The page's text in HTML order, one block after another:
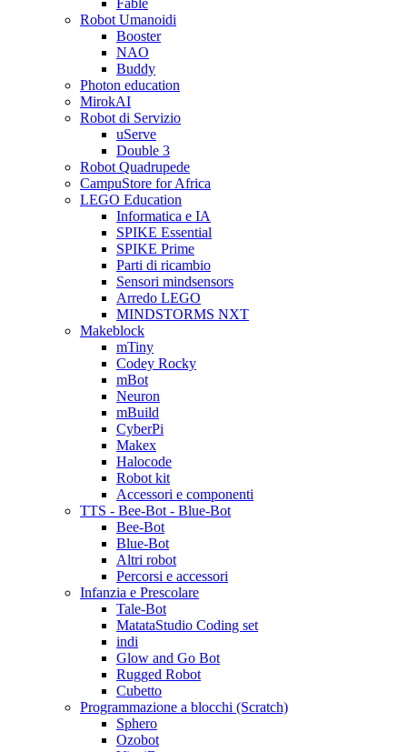
Robot Umanoidi
Booster
NAO
Buddy
Photon education
MirokAI
Robot di Servizio
uServe
Double 3
Robot Quadrupede
CampuStore for Africa
LEGO Education
Informatica e IA
SPIKE Essential
SPIKE Prime
Parti di ricambio
Sensori mindsensors
Arredo LEGO
MINDSTORMS NXT
Makeblock
mTiny
Codey Rocky
mBot
Neuron
mBuild
CyberPi
Makex
Halocode
Robot kit
Accessori e componenti
TTS - Bee-Bot - Blue-Bot
Bee-Bot
Blue-Bot
Altri robot
Percorsi e accessori
Infanzia e Prescolare
Tale-Bot
MatataStudio Coding set
indi
Glow and Go Bot
Rugged Robot
Cubetto
Programmazione a blocchi (Scratch)
Sphero
Ozobot